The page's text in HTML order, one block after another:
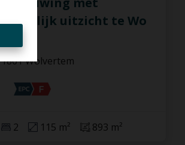
landelijk uitzicht te Wo
1861 Wolvertem
2 115 m² 893 m²